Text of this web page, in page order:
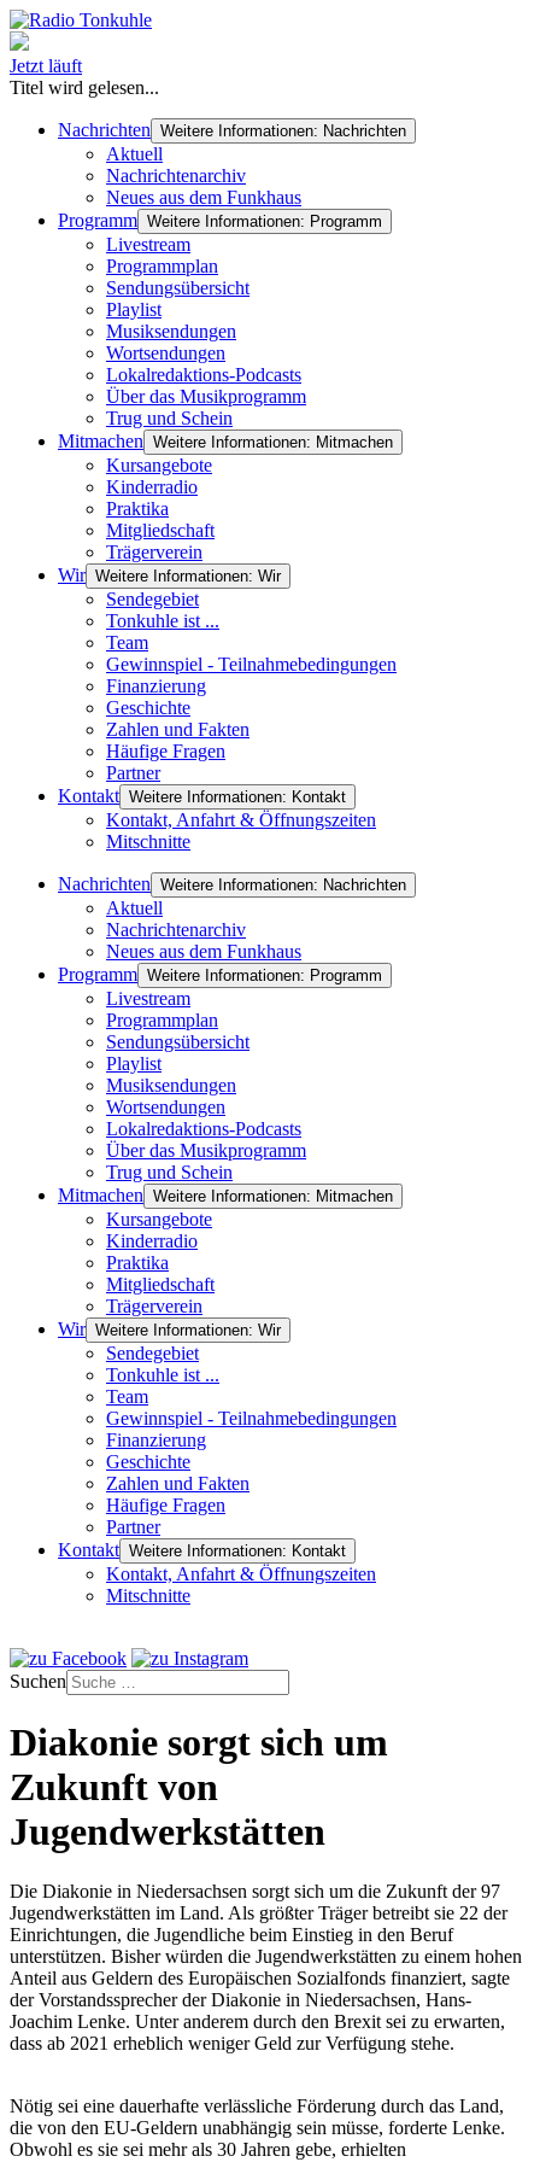
Jetzt läuft
Titel wird gelesen...
Nachrichten Weitere Informationen: Nachrichten
Aktuell
Nachrichtenarchiv
Neues aus dem Funkhaus
Programm Weitere Informationen: Programm
Livestream
Programmplan
Sendungsübersicht
Playlist
Musiksendungen
Wortsendungen
Lokalredaktions-Podcasts
Über das Musikprogramm
Trug und Schein
Mitmachen Weitere Informationen: Mitmachen
Kursangebote
Kinderradio
Praktika
Mitgliedschaft
Trägerverein
Wir Weitere Informationen: Wir
Sendegebiet
Tonkuhle ist ...
Team
Gewinnspiel - Teilnahmebedingungen
Finanzierung
Geschichte
Zahlen und Fakten
Häufige Fragen
Partner
Kontakt Weitere Informationen: Kontakt
Kontakt, Anfahrt & Öffnungszeiten
Mitschnitte
Nachrichten Weitere Informationen: Nachrichten
Aktuell
Nachrichtenarchiv
Neues aus dem Funkhaus
Programm Weitere Informationen: Programm
Livestream
Programmplan
Sendungsübersicht
Playlist
Musiksendungen
Wortsendungen
Lokalredaktions-Podcasts
Über das Musikprogramm
Trug und Schein
Mitmachen Weitere Informationen: Mitmachen
Kursangebote
Kinderradio
Praktika
Mitgliedschaft
Trägerverein
Wir Weitere Informationen: Wir
Sendegebiet
Tonkuhle ist ...
Team
Gewinnspiel - Teilnahmebedingungen
Finanzierung
Geschichte
Zahlen und Fakten
Häufige Fragen
Partner
Kontakt Weitere Informationen: Kontakt
Kontakt, Anfahrt & Öffnungszeiten
Mitschnitte
Suchen
Diakonie sorgt sich um
Zukunft von
Jugendwerkstätten
Die Diakonie in Niedersachsen sorgt sich um die Zukunft der 97
Jugendwerkstätten im Land. Als größter Träger betreibt sie 22 der
Einrichtungen, die Jugendliche beim Einstieg in den Beruf
unterstützen. Bisher würden die Jugendwerkstätten zu einem hohen
Anteil aus Geldern des Europäischen Sozialfonds finanziert, sagte
der Vorstandssprecher der Diakonie in Niedersachsen, Hans-
Joachim Lenke. Unter anderem durch den Brexit sei zu erwarten,
dass ab 2021 erheblich weniger Geld zur Verfügung stehe.
Nötig sei eine dauerhafte verlässliche Förderung durch das Land,
die von den EU-Geldern unabhängig sein müsse, forderte Lenke.
Obwohl es sie sei mehr als 30 Jahren gebe, erhielten